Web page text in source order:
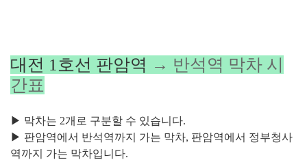
대전 1호선 판암역 → 반석역 막차 시
간표
▶ 막차는 2개로 구분할 수 있습니다.
▶ 판암역에서 반석역까지 가는 막차, 판암역에서 정부청사
역까지 가는 막차입니다.